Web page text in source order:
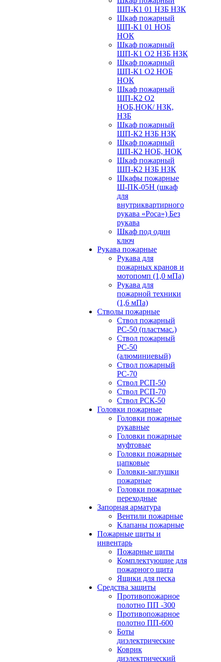
ШП-К1 01 НЗБ НЗК
Шкаф пожарный
ШП-К1 01 НОБ
НОК
Шкаф пожарный
ШП-К1 О2 НЗБ НЗК
Шкаф пожарный
ШП-К1 О2 НОБ
НОК
Шкаф пожарный
ШП-К2 О2
НОБ,НОК/ НЗК,
НЗБ
Шкаф пожарный
ШП-К2 НЗБ НЗК
Шкаф пожарный
ШП-К2 НОБ, НОК
Шкаф пожарный
ШП-К2 НЗБ НЗК
Шкафы пожарные
Ш-ПК-05Н (шкаф
для
внутриквартирного
рукава «Роса») Без
рукава
Шкаф под один
ключ
Рукава пожарные
Рукава для
пожарных кранов и
мотопомп (1,0 мПа)
Рукава для
пожарной техники
(1,6 мПа)
Стволы пожарные
Ствол пожарный
РС-50 (пластмас.)
Ствол пожарный
РС-50
(алюминиевый)
Ствол пожарный
РС-70
Ствол РСП-50
Ствол РСП-70
Ствол РСК-50
Головки пожарные
Головки пожарные
рукавные
Головки пожарные
муфтовые
Головки пожарные
цапковые
Головки-заглушки
пожарные
Головки пожарные
переходные
Запорная арматура
Вентили пожарные
Клапаны пожарные
Пожарные щиты и
инвентарь
Пожарные щиты
Комплектующие для
пожарного щита
Ящики для песка
Средства защиты
Противопожарное
полотно ПП -300
Противопожарное
полотно ПП-600
Боты
диэлектрические
Коврик
диэлектрический